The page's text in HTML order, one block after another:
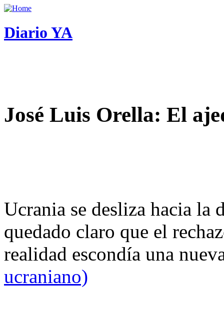
Diario YA
José Luis Orella: El
Ucrania se desliza hacia
quedado claro que el
realidad escondía una
ucraniano)